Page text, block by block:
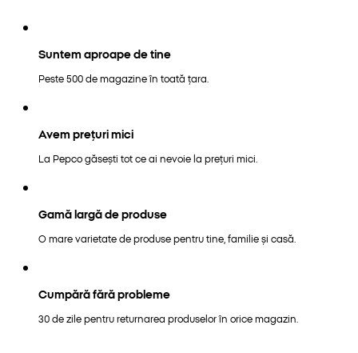
Suntem aproape de tine
Peste 500 de magazine în toată țara.
Avem prețuri mici
La Pepco găsești tot ce ai nevoie la prețuri mici.
Gamă largă de produse
O mare varietate de produse pentru tine, familie și casă.
Cumpără fără probleme
30 de zile pentru returnarea produselor în orice magazin.